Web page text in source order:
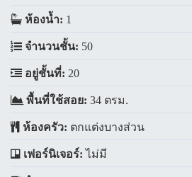
ห้องน้ำ: 1
จำนวนชั้น: 50
อยู่ชั้นที่: 20
พื้นที่ใช้สอย: 34 ตรม.
ห้องครัว: ตกแต่งบางส่วน
เฟอร์นิเจอร์: ไม่มี